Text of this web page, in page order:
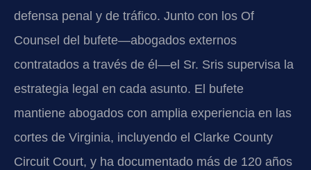
defensa penal y de tráfico. Junto con los Of
Counsel del bufete—abogados externos
contratados a través de él—el Sr. Sris supervisa la
estrategia legal en cada asunto. El bufete
mantiene abogados con amplia experiencia en las
cortes de Virginia, incluyendo el Clarke County
Circuit Court, y ha documentado más de 120 años